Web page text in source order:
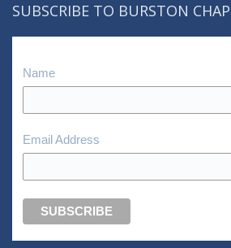
SUBSCRIBE TO BURSTON
Name
Email Address